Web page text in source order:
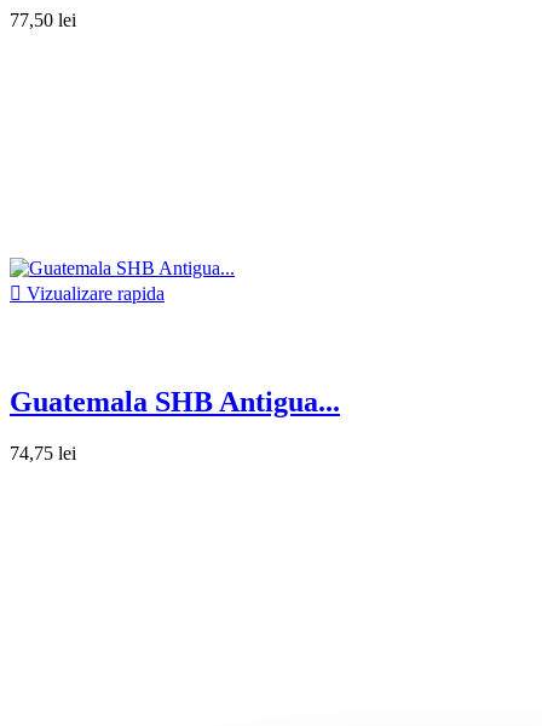
77,50 lei
 Vizualizare rapida
Guatemala SHB Antigua...
74,75 lei